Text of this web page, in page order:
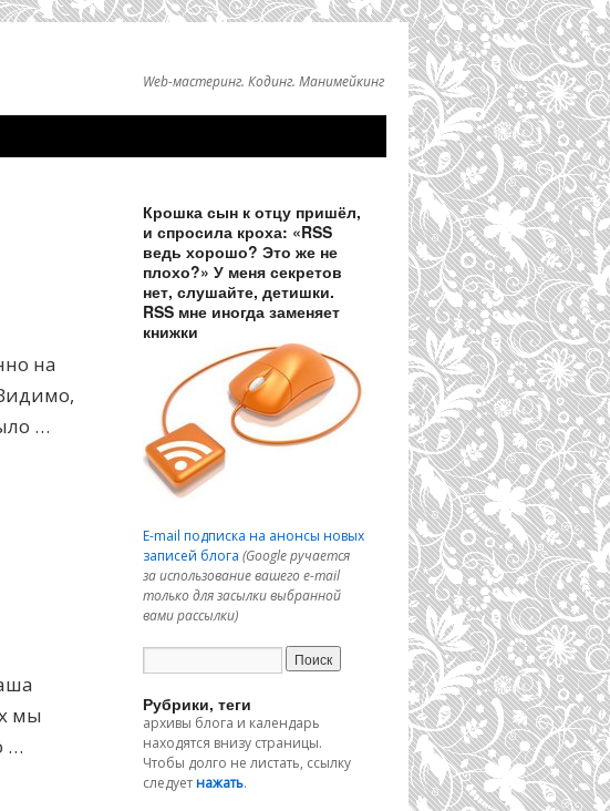
Web-мастеринг. Кодинг. Манимейкинг
на
…
мы
…
Крошка сын к отцу пришёл,
и спросила кроха: «RSS
ведь хорошо? Это же не
плохо?» У меня секретов
нет, слушайте, детишки.
RSS мне иногда заменяет
книжки
E-mail подписка на анонсы новых
записей блога (Google ручается
за использование вашего e-mail
только для засылки выбранной
вами рассылки)
Рубрики, теги
архивы блога и календарь
находятся внизу страницы.
Чтобы долго не листать, ссылку
следуетнажать.